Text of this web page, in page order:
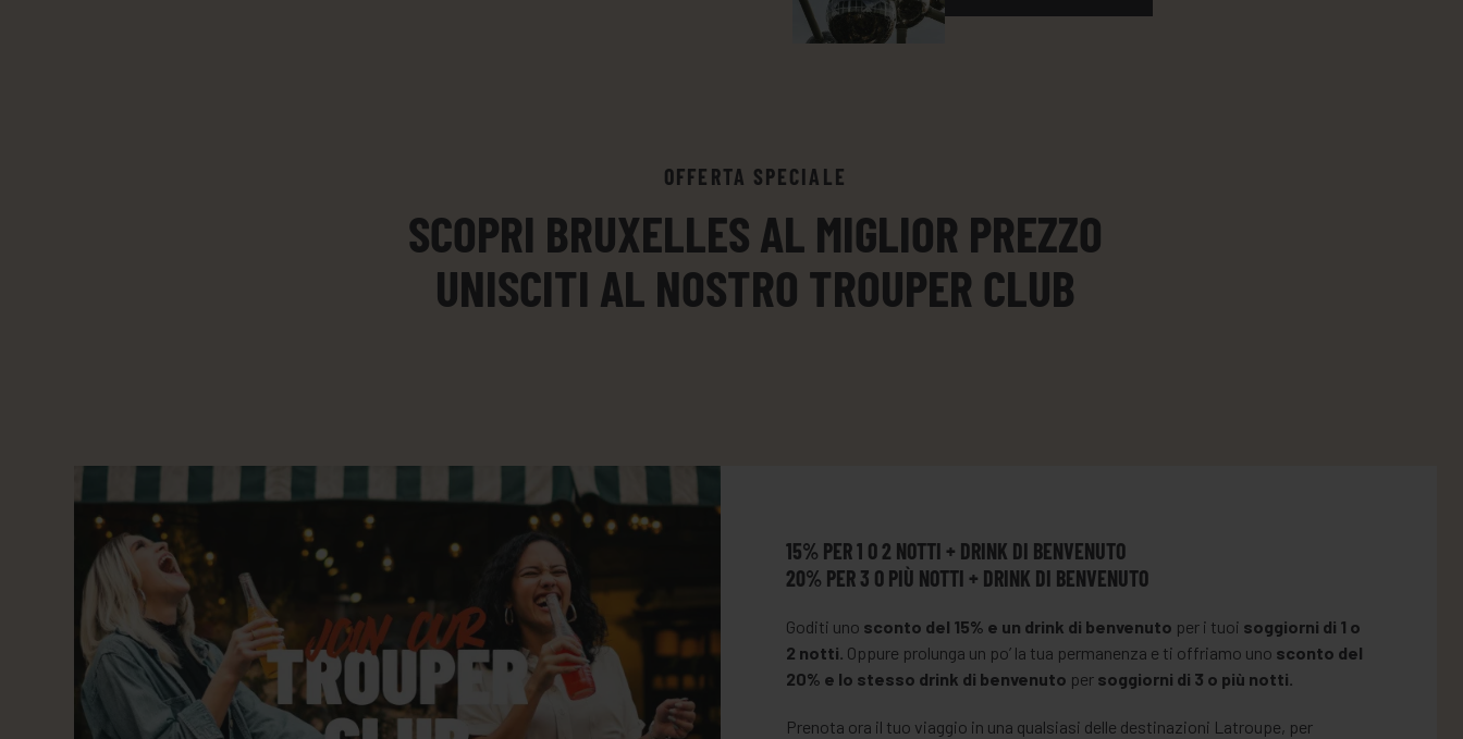
OFFERTA SPECIALE
SCOPRI BRUXELLES AL MIGLIOR PREZZO
UNISCITI AL NOSTRO TROUPER CLUB
15% PER 1 O 2 NOTTI + DRINK DI BENVENUTO
20% PER 3 O PIÙ NOTTI + DRINK DI BENVENUTO
Goditi uno sconto del 15% e un drink di benvenuto per i tuoi soggiorni di 1 o
2 notti. Oppure prolunga un po’ la tua permanenza e ti offriamo uno sconto del
20% e lo stesso drink di benvenuto per soggiorni di 3 o più notti.
Prenota ora il tuo viaggio in una qualsiasi delle destinazioni Latroupe, per